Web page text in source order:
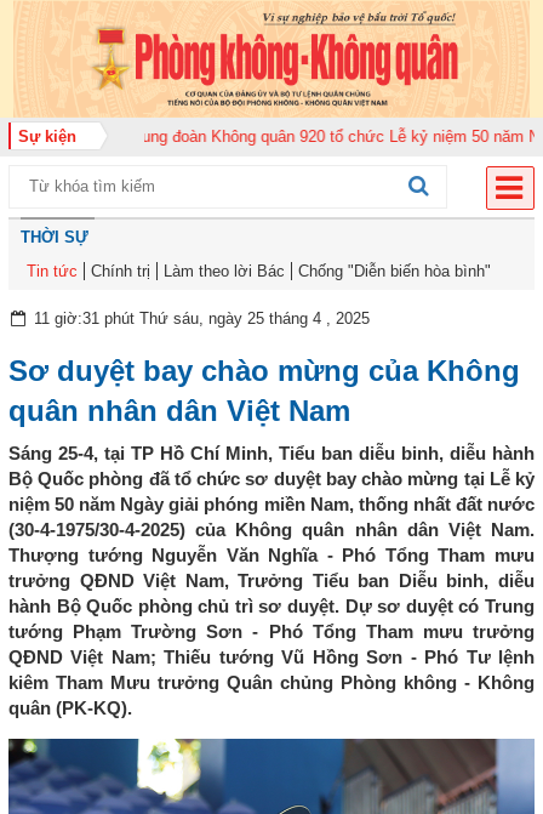
Sự kiện
2026 Trung đoàn Không quân 920 tổ chức Lễ kỷ niệm 50 năm Ngày
THỜI SỰ
Tin tức
Chính trị Làm theo lời Bác Chống "Diễn biến hòa bình"
11 giờ:31 phút Thứ sáu, ngày 25 tháng 4 , 2025
Sơ duyệt bay chào mừng của Không
quân nhân dân Việt Nam
Sáng 25-4, tại TP Hồ Chí Minh, Tiểu ban diễu binh, diễu hành
Bộ Quốc phòng đã tổ chức sơ duyệt bay chào mừng tại Lễ kỷ
niệm 50 năm Ngày giải phóng miền Nam, thống nhất đất nước
(30-4-1975/30-4-2025) của Không quân nhân dân Việt Nam.
Thượng tướng Nguyễn Văn Nghĩa - Phó Tổng Tham mưu
trưởng QĐND Việt Nam, Trưởng Tiểu ban Diễu binh, diễu
hành Bộ Quốc phòng chủ trì sơ duyệt. Dự sơ duyệt có Trung
tướng Phạm Trường Sơn - Phó Tổng Tham mưu trưởng
QĐND Việt Nam; Thiếu tướng Vũ Hồng Sơn - Phó Tư lệnh
kiêm Tham Mưu trưởng Quân chủng Phòng không - Không
quân (PK-KQ).